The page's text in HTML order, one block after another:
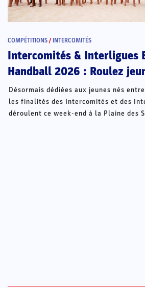
COMPÉTITIONS / INTERCOMITÉS
Intercomités & Interligues
Handball 2026 : Roulez
Désormais dédiées aux jeunes nés
les finalités des Intercomités et des
déroulent ce week-end à la Plaine des